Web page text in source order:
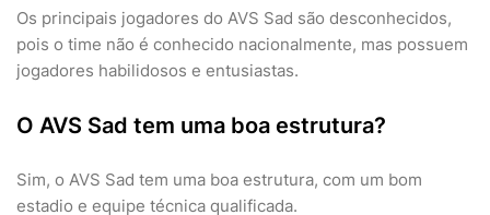
Os principais jogadores do AVS Sad são desconhecidos,
pois o time não é conhecido nacionalmente, mas possuem
jogadores habilidosos e entusiastas.
O AVS Sad tem uma boa estrutura?
Sim, o AVS Sad tem uma boa estrutura, com um bom
estadio e equipe técnica qualificada.